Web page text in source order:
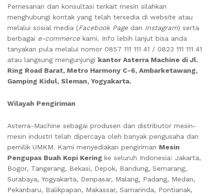
Pemesanan dan konsultasi terkait mesin silahkan
menghubungi kontak yang telah tersedia di website atau
melalui sosial media (Facebook Pagedan Instagram) serta
berbagai e-commercekami. Info lebih lanjut bisa anda
tanyakan pula melalui nomor 0857 111 111 41 / 0823 111 111 41
atau langsung mengunjungi kantor Asterra Machine di Jl.
Ring Road Barat, Metro Harmony C-6, Ambarketawang,
Gamping Kidul, Sleman, Yogyakarta.
Wilayah Pengiriman
Asterra-Machine sebagai produsen dan distributor mesin-
mesin industri telah dipercaya oleh banyak pengusaha dan
pemilik UMKM. Kami menyediakan pengiriman Mesin
Pengupas Buah Kopi Kering ke seluruh Indonesia: Jakarta,
Bogor, Tangerang, Bekasi, Depok, Bandung, Semarang,
Surabaya, Yogyakarta, Denpasar, Malang, Padang, Medan,
Pekanbaru, Balikpapan, Makassar, Samarinda, Pontianak,